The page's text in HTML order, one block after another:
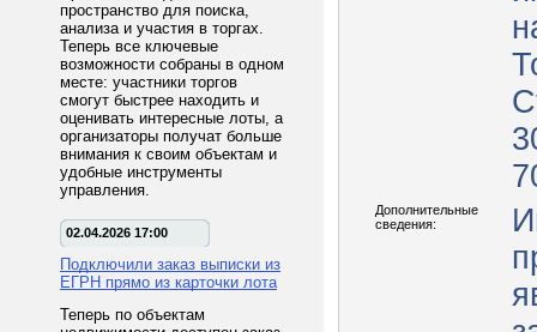
пространство для поиска,
анализа и участия в торгах.
Теперь все ключевые
возможности собраны в одном
месте: участники торгов
смогут быстрее находить и
оценивать интересные лоты, а
организаторы получат больше
внимания к своим объектам и
удобные инструменты
управления.
02.04.2026 17:00
Подключили заказ выписки из
ЕГРН прямо из карточки лота
Теперь по объектам
Дополнительные
сведения: